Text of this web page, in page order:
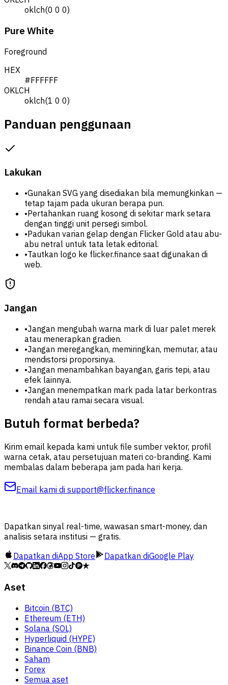
oklch(0 0 0)
Pure White
Foreground
HEX
#FFFFFF
OKLCH
oklch(1 0 0)
Panduan penggunaan
Lakukan
•Gunakan SVG yang disediakan bila memungkinkan —
tetap tajam pada ukuran berapa pun.
•Pertahankan ruang kosong di sekitar mark setara
dengan tinggi unit persegi simbol.
•Padukan varian gelap dengan Flicker Gold atau abu-
abu netral untuk tata letak editorial.
•Tautkan logo ke flicker.finance saat digunakan di
web.
Jangan
•Jangan mengubah warna mark di luar palet merek
atau menerapkan gradien.
•Jangan meregangkan, memiringkan, memutar, atau
mendistorsi proporsinya.
•Jangan menambahkan bayangan, garis tepi, atau
efek lainnya.
•Jangan menempatkan mark pada latar berkontras
rendah atau ramai secara visual.
Butuh format berbeda?
Kirim email kepada kami untuk file sumber vektor, profil
warna cetak, atau persetujuan materi co-branding. Kami
membalas dalam beberapa jam pada hari kerja.
Email kami di support@flicker.finance
Dapatkan sinyal real-time, wawasan smart-money, dan
analisis setara institusi — gratis.
Dapatkan diApp Store Dapatkan diGoogle Play
Aset
Bitcoin (BTC)
Ethereum (ETH)
Solana (SOL)
Hyperliquid (HYPE)
Binance Coin (BNB)
Saham
Forex
Semua aset